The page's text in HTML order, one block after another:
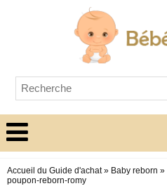
Accueil du Guide d'achat» Baby reborn »
poupon-reborn-romy